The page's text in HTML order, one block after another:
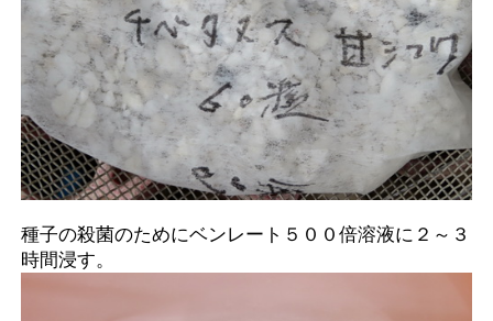
種子の殺菌のためにベンレート５００倍溶液に２～３
時間浸す。